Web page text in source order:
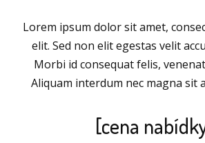
Lorem ipsum dolor sit amet,
elit. Sed non elit egestas velit
Morbi id consequat felis,
Aliquam interdum nec magna sit
[cena